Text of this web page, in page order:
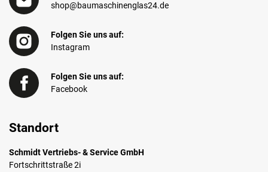
shop@baumaschinenglas24.de
Folgen Sie uns auf:
Instagram
Folgen Sie uns auf:
Facebook
Standort
Schmidt Vertriebs- & Service GmbH
Fortschrittstraße 2i